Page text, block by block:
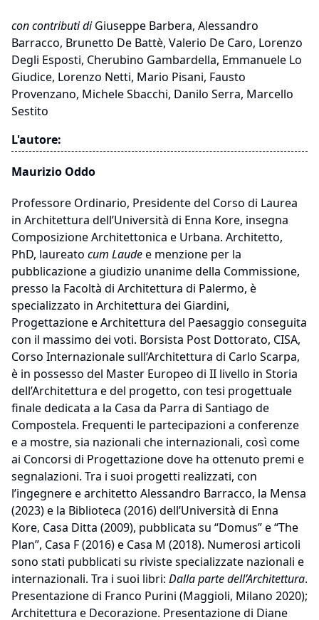
con contributi diGiuseppe Barbera, Alessandro
Barracco, Brunetto De Battè, Valerio De Caro, Lorenzo
Degli Esposti, Cherubino Gambardella, Emmanuele Lo
Giudice, Lorenzo Netti, Mario Pisani, Fausto
Provenzano, Michele Sbacchi, Danilo Serra, Marcello
Sestito
L'autore:
Maurizio Oddo
Professore Ordinario, Presidente del Corso di Laurea
in Architettura dell’Università di Enna Kore, insegna
Composizione Architettonica e Urbana. Architetto,
PhD, laureato cum Laudee menzione per la
pubblicazione a giudizio unanime della Commissione,
presso la Facoltà di Architettura di Palermo, è
specializzato in Architettura dei Giardini,
Progettazione e Architettura del Paesaggio conseguita
con il massimo dei voti. Borsista Post Dottorato, CISA,
Corso Internazionale sull’Architettura di Carlo Scarpa,
è in possesso del Master Europeo di II livello in Storia
dell’Architettura e del progetto, con tesi progettuale
finale dedicata a la Casa da Parra di Santiago de
Compostela. Frequenti le partecipazioni a conferenze
e a mostre, sia nazionali che internazionali, così come
ai Concorsi di Progettazione dove ha ottenuto premi e
segnalazioni. Tra i suoi progetti realizzati, con
l’ingegnere e architetto Alessandro Barracco, la Mensa
(2023) e la Biblioteca (2016) dell’Università di Enna
Kore, Casa Ditta (2009), pubblicata su “Domus” e “The
Plan”, Casa F (2016) e Casa M (2018). Numerosi articoli
sono stati pubblicati su riviste specializzate nazionali e
internazionali. Tra i suoi libri: Dalla parte dell’Architettura.
Presentazione di Franco Purini (Maggioli, Milano 2020);
Architettura e Decorazione. Presentazione di Diane